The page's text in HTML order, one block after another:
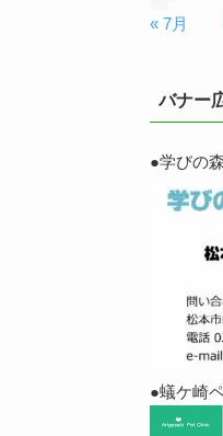
« 7月
バナー
●学びの
●蟻ケ崎